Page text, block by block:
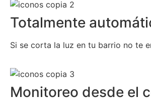
Totalmente
Si se corta la luz en tu barrio no te
Monitoreo desde el